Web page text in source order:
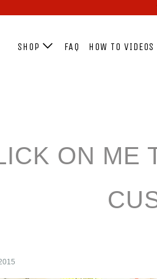
SHOP FAQ HOW TO VIDEOS
ON ME